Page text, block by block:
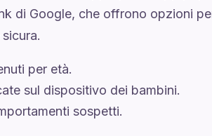
di Google, che offrono opzioni
per età.
sul dispositivo dei bambini.
sospetti.